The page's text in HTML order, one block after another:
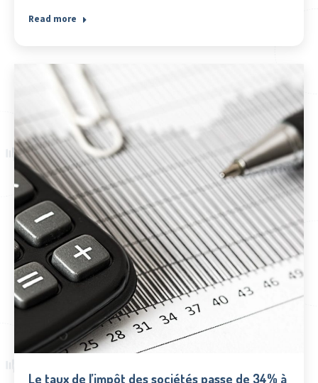
Read more
Le taux de l’impôt des sociétés passe de 34% à